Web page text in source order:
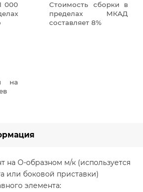
000
Стоимость сборки в
пределах МКАД
составляет 8%
на
на О-образном м/к (используется
или боковой приставки)
элемента: